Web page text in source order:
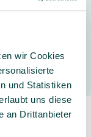
wir Cookies
und Statistiken
uns diese
an Drittanbieter